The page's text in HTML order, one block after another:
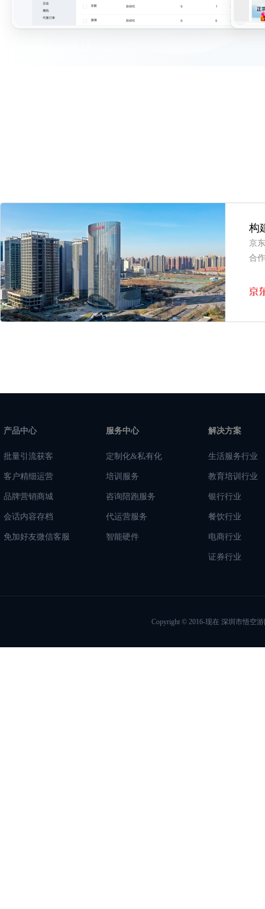
构
京
合
产品中心
批量引流获客
客户精细运营
品牌营销商城
会话内容存档
免加好友微信客服
服务中心
定制化&私有化
培训服务
咨询陪跑服务
代运营服务
智能硬件
解决方案
生活服务行业
教育培训行业
银行行业
餐饮行业
电商行业
证券行业
Copyright © 2016-现在 深圳市悟空